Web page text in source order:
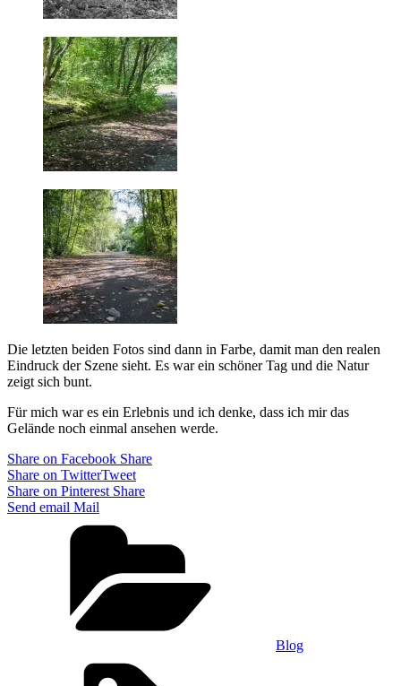
Die letzten beiden Fotos sind dann in Farbe, damit man den realen
Eindruck der Szene sieht. Es war ein schöner Tag und die Natur
zeigt sich bunt.
Für mich war es ein Erlebnis und ich denke, dass ich mir das
Gelände noch einmal ansehen werde.
Share on Facebook Share
Share on TwitterTweet
Share on Pinterest Share
Send email Mail
Blog